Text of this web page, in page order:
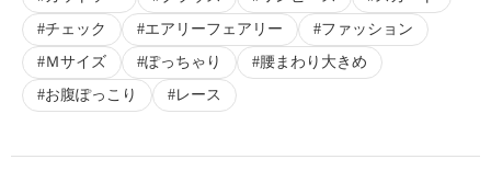
チェック
エアリーフェアリー
ファッション
Ｍサイズ
ぽっちゃり
腰まわり大きめ
お腹ぽっこり
レース